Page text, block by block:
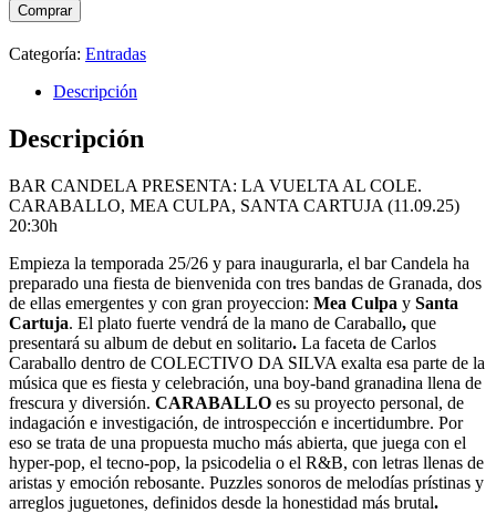
Comprar
Categoría: Entradas
Descripción
Descripción
BAR CANDELA PRESENTA: LA VUELTA AL COLE.
CARABALLO, MEA CULPA, SANTA CARTUJA (11.09.25)
20:30h
Empieza la temporada 25/26 y para inaugurarla, el bar Candela ha
preparado una fiesta de bienvenida con tres bandas de Granada, dos
de ellas emergentes y con gran proyeccion: Mea Culpa y Santa
Cartuja. El plato fuerte vendrá de la mano de Caraballo, que
presentará su album de debut en solitario. La faceta de Carlos
Caraballo dentro de COLECTIVO DA SILVA exalta esa parte de la
música que es fiesta y celebración, una boy-band granadina llena de
frescura y diversión. CARABALLO es su proyecto personal, de
indagación e investigación, de introspección e incertidumbre. Por
eso se trata de una propuesta mucho más abierta, que juega con el
hyper-pop, el tecno-pop, la psicodelia o el R&B, con letras llenas de
aristas y emoción rebosante. Puzzles sonoros de melodías prístinas y
arreglos juguetones, definidos desde la honestidad más brutal.